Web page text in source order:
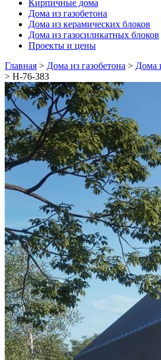
Кирпичные дома
Дома из газобетона
Дома из керамических блоков
Дома из газосиликатных блоков
Проекты и цены
Главная > Дома из газобетона > Дома
> Н-76-383